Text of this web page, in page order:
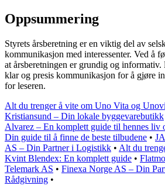
Oppsummering
Styrets årsberetning er en viktig del av
kommunikasjon med interessenter. Ved å
at årsberetningen er grundig og informativ.
klar og presis kommunikasjon for å gjøre
for leseren.
Alt du trenger å vite om Uno Vita og
Kristiansund – Din lokale byggevarebutikk
Alvarez – En komplett guide til hennes liv
Din guide til å finne de beste tilbudene •
AS – Din Partner i Logistikk • Alt du
Kvint Blendex: En komplett guide •
Telemark AS • Finexa Norge AS – Din
Rådgivning •